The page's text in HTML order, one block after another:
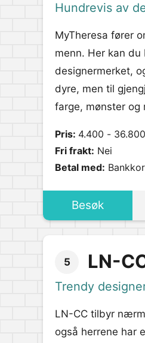
Hundrevis av
MyTheresa fører
menn. Her kan
designermerket,
dyre, men til
farge, mønster og
Pris: 4.400 -
Fri frakt: Nei
Betal med:
Besøk
5 LN-
Trendy
LN-CC tilbyr
også herrene har